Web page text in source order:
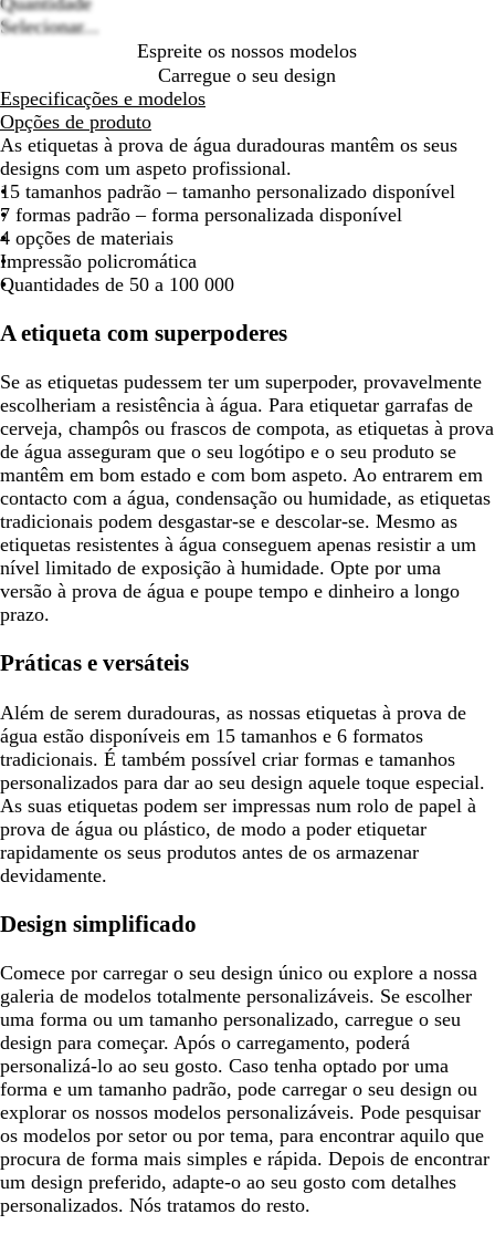
Selecionar...
Espreite os nossos modelos
Carregue o seu design
Especificações e modelos
Opções de produto
As etiquetas à prova de água duradouras mantêm os seus
designs com um aspeto profissional.
15 tamanhos padrão – tamanho personalizado disponível
7 formas padrão – forma personalizada disponível
4 opções de materiais
Impressão policromática
Quantidades de 50 a 100 000
A etiqueta com superpoderes
Se as etiquetas pudessem ter um superpoder, provavelmente
escolheriam a resistência à água. Para etiquetar garrafas de
cerveja, champôs ou frascos de compota, as etiquetas à prova
de água asseguram que o seu logótipo e o seu produto se
mantêm em bom estado e com bom aspeto. Ao entrarem em
contacto com a água, condensação ou humidade, as etiquetas
tradicionais podem desgastar-se e descolar-se. Mesmo as
etiquetas resistentes à água conseguem apenas resistir a um
nível limitado de exposição à humidade. Opte por uma
versão à prova de água e poupe tempo e dinheiro a longo
prazo.
Práticas e versáteis
Além de serem duradouras, as nossas etiquetas à prova de
água estão disponíveis em 15 tamanhos e 6 formatos
tradicionais. É também possível criar formas e tamanhos
personalizados para dar ao seu design aquele toque especial.
As suas etiquetas podem ser impressas num rolo de papel à
prova de água ou plástico, de modo a poder etiquetar
rapidamente os seus produtos antes de os armazenar
devidamente.
Design simplificado
Comece por carregar o seu design único ou explore a nossa
galeria de modelos totalmente personalizáveis. Se escolher
uma forma ou um tamanho personalizado, carregue o seu
design para começar. Após o carregamento, poderá
personalizá-lo ao seu gosto. Caso tenha optado por uma
forma e um tamanho padrão, pode carregar o seu design ou
explorar os nossos modelos personalizáveis. Pode pesquisar
os modelos por setor ou por tema, para encontrar aquilo que
procura de forma mais simples e rápida. Depois de encontrar
um design preferido, adapte-o ao seu gosto com detalhes
personalizados. Nós tratamos do resto.